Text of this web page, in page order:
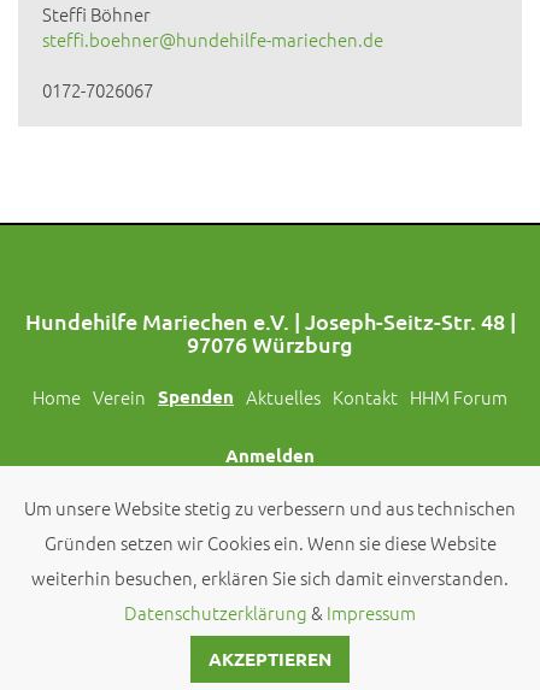
Steffi Böhner
steffi.boehner@hundehilfe-mariechen.de
0172-7026067
Hundehilfe Mariechen e.V. | Joseph-Seitz-Str. 48 |
97076 Würzburg
Home Verein Spenden Aktuelles Kontakt HHM Forum
Anmelden
Folgt uns auch auf Social Media!
© 2026 byHundehilfe Mariechen e.V.
Um unsere Website stetig zu verbessern und aus technischen
Gründen setzen wir Cookies ein. Wenn sie diese Website
weiterhin besuchen, erklären Sie sich damit einverstanden.
Datenschutzerklärung& Impressum
AKZEPTIEREN